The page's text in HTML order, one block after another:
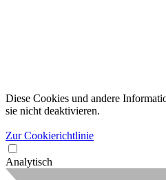
Diese Cookies und andere
sie nicht deaktivieren.
Zur Cookierichtlinie
Analytisch